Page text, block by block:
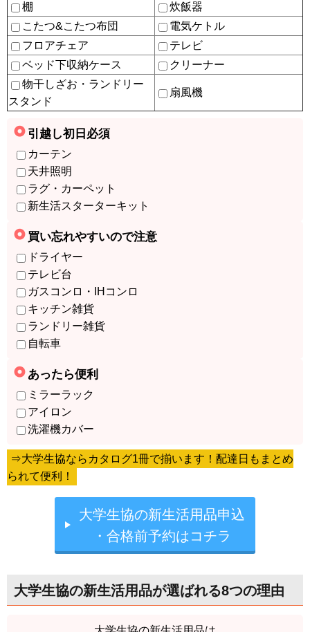
棚
炊飯器
こたつ&こたつ布団
電気ケトル
フロアチェア
テレビ
ベッド下収納ケース
クリーナー
物干しざお・ランドリー
スタンド
扇風機
引越し初日必須
カーテン
天井照明
ラグ・カーペット
新生活スターターキット
買い忘れやすいので注意
ドライヤー
テレビ台
ガスコンロ・IHコンロ
キッチン雑貨
ランドリー雑貨
自転車
あったら便利
ミラーラック
アイロン
洗濯機カバー
⇒大学生協ならカタログ1冊で揃います！配達日もまとめ
られて便利！
大学生協の新生活用品申込
・合格前予約はコチラ
大学生協の新生活用品が選ばれる8つの理由